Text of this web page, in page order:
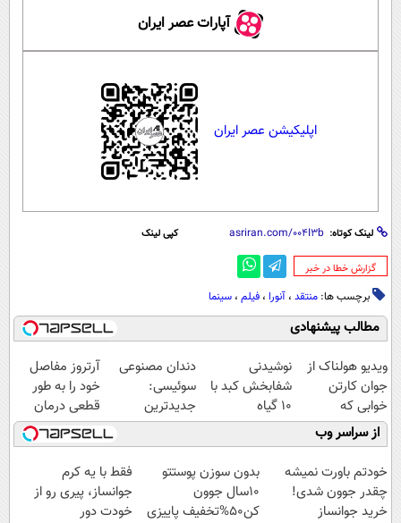
آپارات عصر ایران
اپلیکیشن عصر ایران
لینک کوتاه: کپی لینک
‌گزارش خطا در خبر
برچسب ها: منتقد ، آنورا ، فیلم ، سینما
مطالب پیشنهادی
ویدیو هولناک از
جوان کارتن
خوابی که
میلیاردر شد.
آموزش رایگان
نوشیدنی
شفابخش کبد با
10 گیاه
موثر(تخفیف تا
امشب)
دندان مصنوعی
سوئیسی:
جدیدترین
فناوری اروپا،
سبک و مقاوم |
پرداخت قسطی
آرتروز مفاصل
خود را به طور
قطعی درمان
کنید!
◗پرسش‌نامه◖
از سراسر وب
خودتم باورت نمیشه
چقدر جوون شدی!
خرید جوانساز
بدون سوزن پوستتو
10سال جوون
کن50%تخفیف پاییزی
فقط با یه کرم
جوانساز، پیری رو از
خودت دور